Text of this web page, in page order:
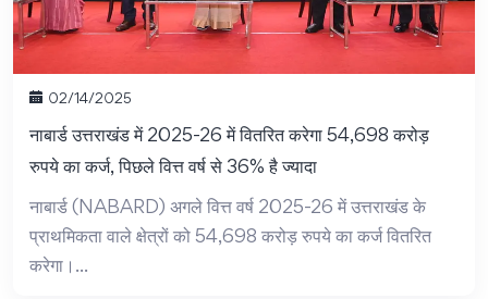
02/14/2025
नाबार्ड उत्तराखंड में 2025-26 में वितरित करेगा 54,698 करोड़
रुपये का कर्ज, पिछले वित्त वर्ष से 36% है ज्यादा
नाबार्ड (NABARD) अगले वित्त वर्ष 2025-26 में उत्तराखंड के
प्राथमिकता वाले क्षेत्रों को 54,698 करोड़ रुपये का कर्ज वितरित
करेगा।...